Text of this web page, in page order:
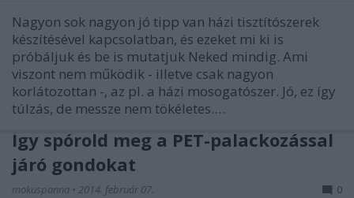
Nagyon sok nagyon jó tipp van házi tisztítószerek
készítésével kapcsolatban, és ezeket mi ki is
próbáljuk és be is mutatjuk Neked mindig. Ami
viszont nem működik - illetve csak nagyon
korlátozottan -, az pl. a házi mosogatószer. Jó, ez így
túlzás, de messze nem tökéletes.…
Így spórold meg a PET-palackozással
járó gondokat
mokuspanna • 2014. február 07. 0